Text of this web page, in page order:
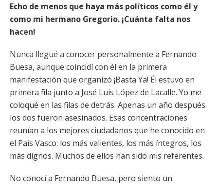
Echo de menos que haya más políticos como él y
como mi hermano Gregorio. ¡Cuánta falta nos
hacen!
Nunca llegué a conocer personalmente a Fernando
Buesa, aunque coincidí con él en la primera
manifestación que organizó ¡Basta Ya! Él estuvo en
primera fila junto a José Luis López de Lacalle. Yo me
coloqué en las filas de detrás. Apenas un año después
los dos fueron asesinados. Esas concentraciones
reunían a los mejores ciudadanos que he conocido en
el País Vasco: los más valientes, los más íntegros, los
más dignos. Muchos de ellos han sido mis referentes.
No conocí a Fernando Buesa, pero siento un